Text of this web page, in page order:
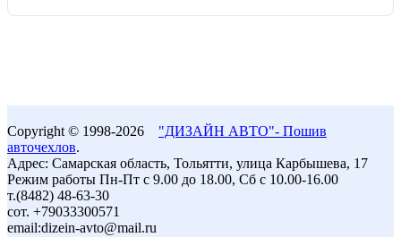
Copyright © 1998-2026 "ДИЗАЙН АВТО"- Пошив
авточехлов.
Адрес: Самарская область, Тольятти, улица Карбышева, 17
Режим работы Пн-Пт с 9.00 до 18.00, Сб с 10.00-16.00
т.(8482) 48-63-30
сот. +79033300571
email:dizein-avto@mail.ru